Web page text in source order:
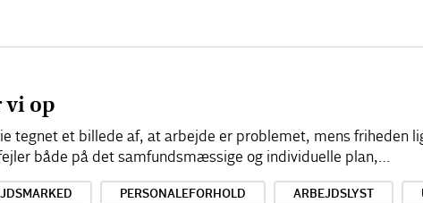
vi op
tegnet et billede af, at arbejde er problemet, mens friheden
både på det samfundsmæssige og individuelle plan,…
PERSONALEFORHOLD ARBEJDSLYST